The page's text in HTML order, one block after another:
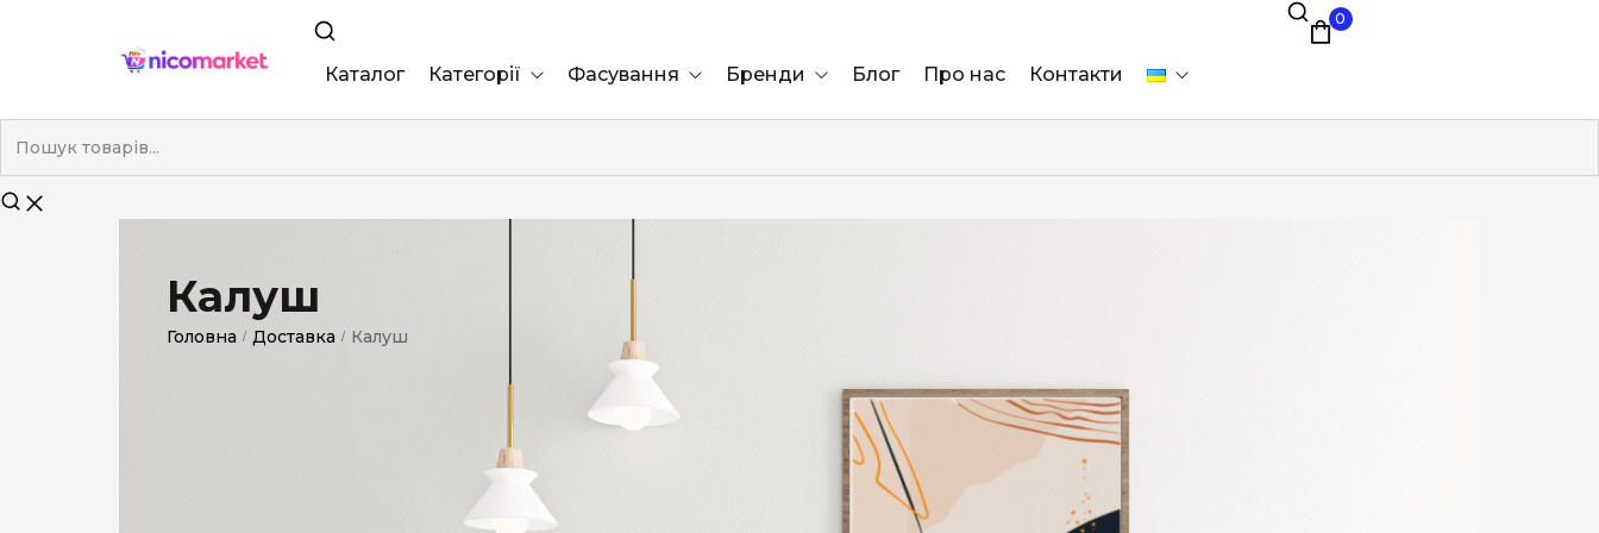
Каталог Категорії
Без фільтра
Смакові (капсула)
Фасування Бренди Блог Про нас Контакти
0
Калуш
Головна / Доставка / Калуш